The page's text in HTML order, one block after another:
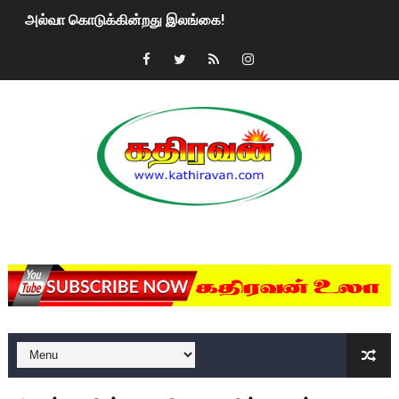
அல்வா கொடுக்கின்றது இலங்கை!
2ஆம் நாள் உக்ரைன் யுத்தம்!! எங்களைத் தனிமையில்
மகிந்த ராஜபக்சே பதவி விலக திட்டம்?
ரவுடி பேபிக்கு நடந்த தரமான சம்பவம்.. ஆபாச வீடியோக்களால்
குண்டை தூக்கிப்போட்ட ஆய்வு…. இந்தியாவின் “கோவிஷீல்டு”
யாழில் தமிழின தலைவர் பிரபாகரனின் பிறந்தநாளை
ஏர்போர்ட்டில் உதைத்த நபர் யார், என்ன நடந்தது?: உண்மையை
சீனா இலங்கையிடம் 8 மில்லியன் அமெரிக்க டொலர் நட்டஈடு